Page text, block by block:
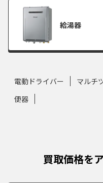
給湯器
電動ドライバー マルチ
便器
買取価格を